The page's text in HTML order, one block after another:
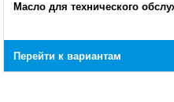
Масло для технического
Перейти к вариантам